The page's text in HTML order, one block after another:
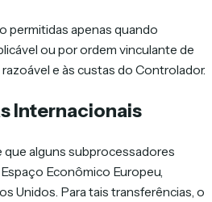
permitidas apenas quando
ou por ordem vinculante de
e às custas do Controlador.
Internacionais
alguns subprocessadores
Econômico Europeu,
Unidos. Para tais transferências, o